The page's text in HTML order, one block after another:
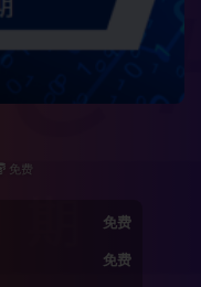
免费
免费
免费